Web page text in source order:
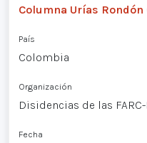
Columna Urías Rondón
País
Colombia
Organización
Disidencias de las FARC-
Fecha